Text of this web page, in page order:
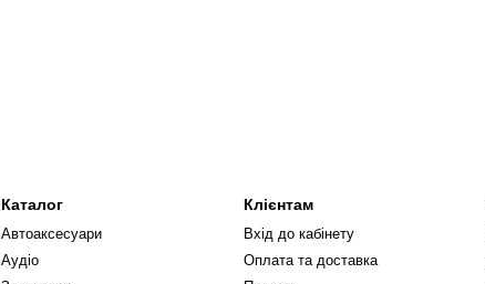
Каталог
Автоаксесуари
Аудіо
Клієнтам
Вхід до кабінету
Оплата та доставка